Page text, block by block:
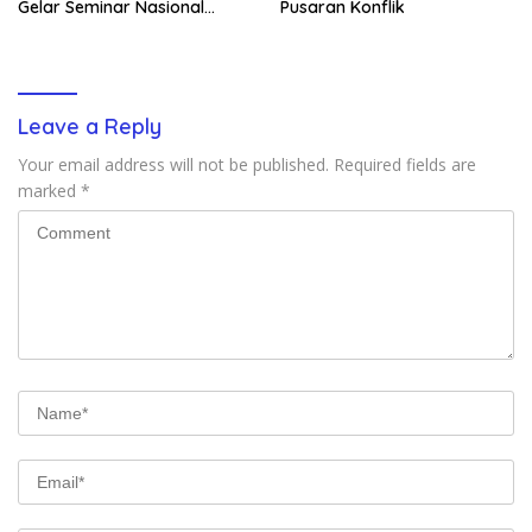
Gelar Seminar Nasional
Pusaran Konflik
Leave a Reply
Your email address will not be published. Required fields are
marked *